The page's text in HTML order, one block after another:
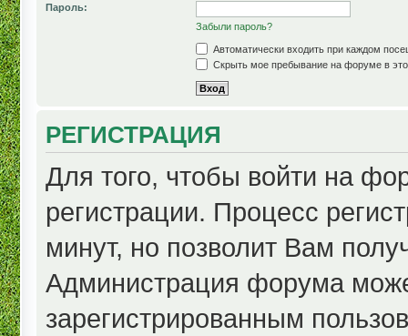
Пароль:
Забыли пароль?
Автоматически входить при каждом
Скрыть мое пребывание на форуме в
РЕГИСТРАЦИЯ
Для того, чтобы войти на
регистрации. Процесс
минут, но позволит Вам
Администрация форума
зарегистрированным